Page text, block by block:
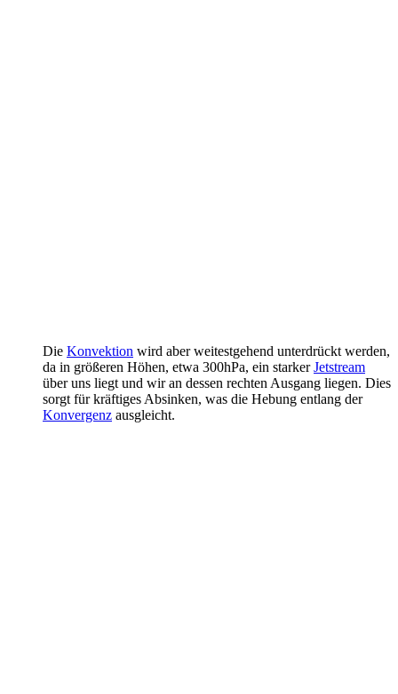
Die Konvektion wird aber weitestgehend unterdrückt werden,
da in größeren Höhen, etwa 300hPa, ein starkerJetstream
über uns liegt und wir an dessen rechten Ausgang liegen. Dies
sorgt für kräftiges Absinken, was die Hebung entlang der
Konvergenz ausgleicht.